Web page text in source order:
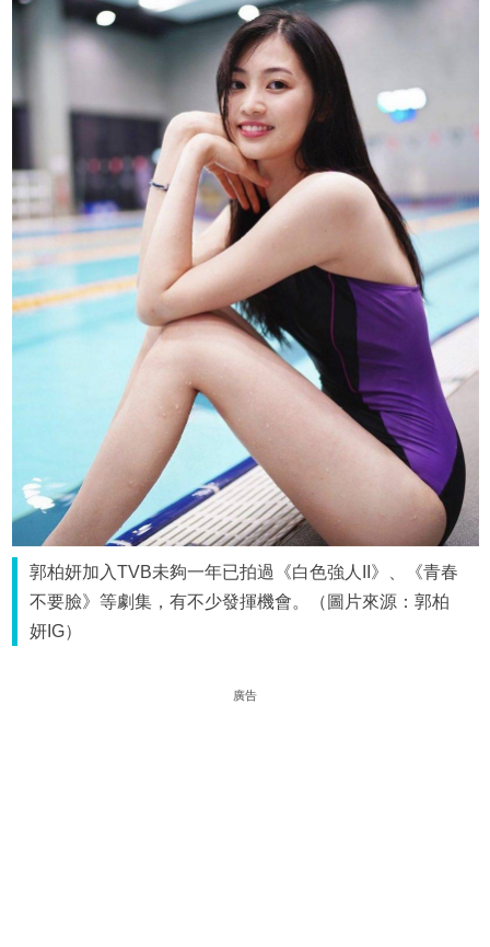
郭柏妍加入TVB未夠一年已拍過《白色強人II》、《青春
不要臉》等劇集，有不少發揮機會。（圖片來源：郭柏
妍IG）
廣告